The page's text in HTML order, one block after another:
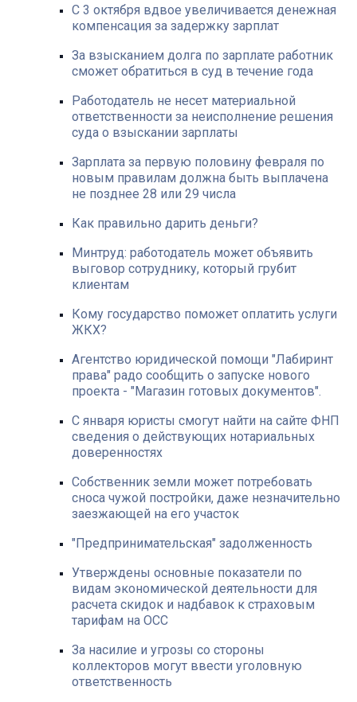
С 3 октября вдвое увеличивается денежная
компенсация за задержку зарплат
За взысканием долга по зарплате работник
сможет обратиться в суд в течение года
Работодатель не несет материальной
ответственности за неисполнение решения
суда о взыскании зарплаты
Зарплата за первую половину февраля по
новым правилам должна быть выплачена
не позднее 28 или 29 числа
Как правильно дарить деньги?
Минтруд: работодатель может объявить
выговор сотруднику, который грубит
клиентам
Кому государство поможет оплатить услуги
ЖКХ?
Агентство юридической помощи "Лабиринт
права" радо сообщить о запуске нового
проекта - "Магазин готовых документов".
С января юристы смогут найти на сайте ФНП
сведения о действующих нотариальных
доверенностях
Собственник земли может потребовать
сноса чужой постройки, даже незначительно
заезжающей на его участок
"Предпринимательская" задолженность
Утверждены основные показатели по
видам экономической деятельности для
расчета скидок и надбавок к страховым
тарифам на ОСС
За насилие и угрозы со стороны
коллекторов могут ввести уголовную
ответственность